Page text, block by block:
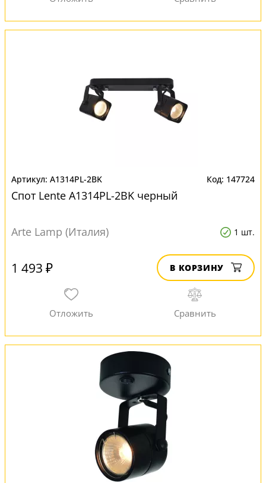
A1314PL-2BK 147724
Спот Lente A1314PL-2BK черный
Arte Lamp (Италия) 1 шт.
1 493 ₽ В КОРЗИНУ